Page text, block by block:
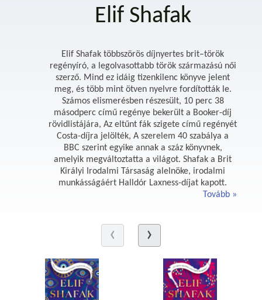
Elif Shafak
Elif Shafak többszörös díjnyertes brit–török
regényíró, a legolvasottabb török származású női
szerző. Mind ez idáig tizenkilenc könyve jelent
meg, és több mint ötven nyelvre fordították le.
Számos elismerésben részesült, 10 perc 38
másodperc című regénye bekerült a Booker-díj
rövidlistájára, Az eltűnt fák szigete című regényét
Costa-díjra jelölték, A szerelem 40 szabálya a
BBC szerint egyike annak a száz könyvnek,
amelyik megváltoztatta a világot. Shafak a Brit
Királyi Irodalmi Társaság alelnöke, irodalmi
munkásságáért Halldór Laxness-díjat kapott.
Tovább